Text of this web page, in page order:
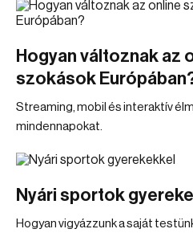
Hogyan változnak az
szokások
Streaming, mobil és interaktív
mindennapokat.
Nyári sportok
Hogyan vigyázzunk a saját